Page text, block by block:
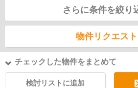
さらに条件を絞り
物件リクエスト
チェックした物件をまとめて
検討リストに追加